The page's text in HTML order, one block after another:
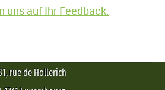
uns auf Ihr Feedback.
rue de Hollerich